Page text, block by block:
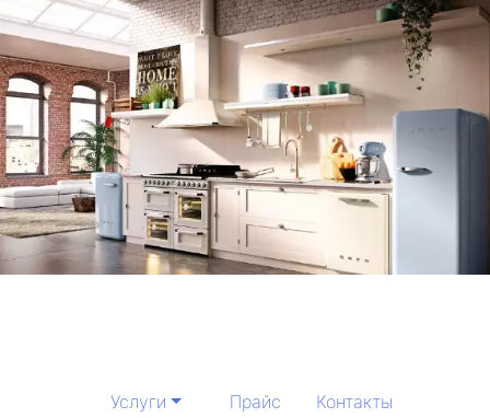
Услуги Прайс
Контакты